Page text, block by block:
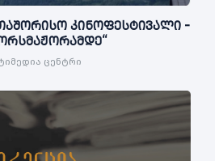
კინოფესტივალი -
ცენტრი